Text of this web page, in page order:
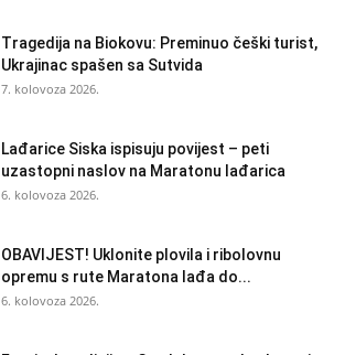
Tragedija na Biokovu: Preminuo češki turist,
Ukrajinac spašen sa Sutvida
7. kolovoza 2026.
Lađarice Siska ispisuju povijest – peti
uzastopni naslov na Maratonu lađarica
6. kolovoza 2026.
OBAVIJEST! Uklonite plovila i ribolovnu
opremu s rute Maratona lađa do...
6. kolovoza 2026.